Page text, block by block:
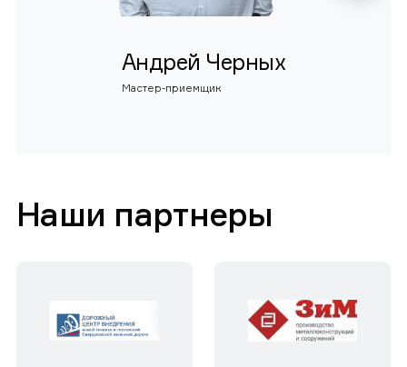
Андрей Черных
Мастер-приемщик
Наши партнеры